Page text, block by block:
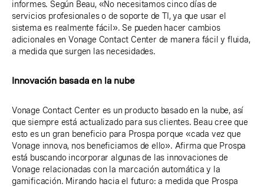
informes. Según Beau, «No necesitamos cinco días de
servicios profesionales o de soporte de TI, ya que usar el
sistema es realmente fácil». Se pueden hacer cambios
adicionales en Vonage Contact Center de manera fácil y fluida,
a medida que surgen las necesidades.
Innovación basada en la nube
Vonage Contact Center es un producto basado en la nube, así
que siempre está actualizado para sus clientes. Beau cree que
esto es un gran beneficio para Prospa porque «cada vez que
Vonage innova, nos beneficiamos de ello». Afirma que Prospa
está buscando incorporar algunas de las innovaciones de
Vonage relacionadas con la marcación automática y la
gamificación. Mirando hacia el futuro: a medida que Prospa